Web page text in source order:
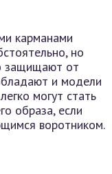
карманами
но
защищают от
и модели
могут стать
образа, если
воротником.